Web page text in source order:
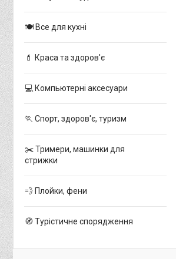
🍽 Все для кухні
💄 Краса та здоров'є
💻 Компьютерні аксесуари
🏃 Спорт, здоров'є, туризм
✂️ Тримери, машинки для
стрижки
💨 Плойки, фени
🧭 Турістичне спорядження